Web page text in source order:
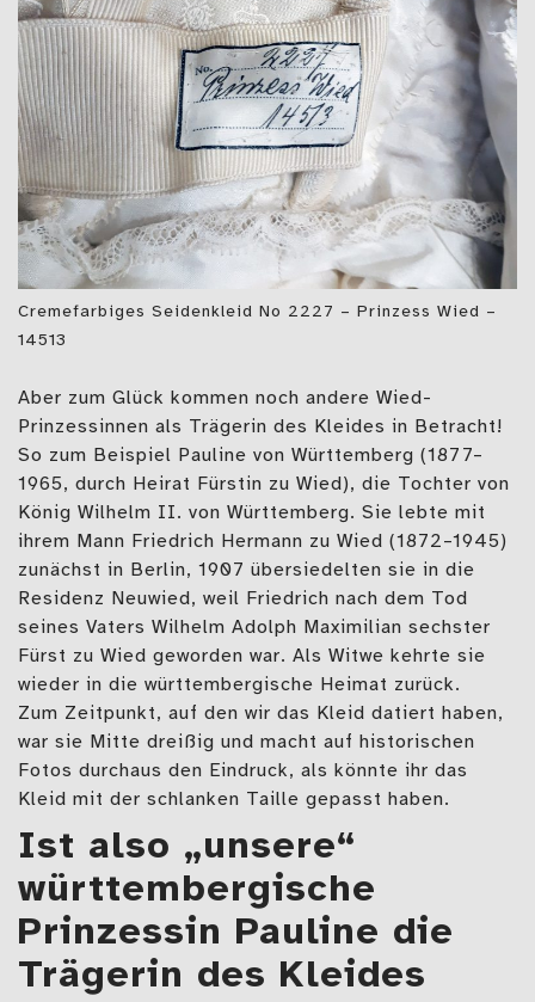
Cremefarbiges Seidenkleid No 2227 – Prinzess Wied –
14513
Aber zum Glück kommen noch andere Wied-
Prinzessinnen als Trägerin des Kleides in Betracht!
So zum Beispiel Pauline von Württemberg (1877–
1965, durch Heirat Fürstin zu Wied), die Tochter von
König Wilhelm II. von Württemberg. Sie lebte mit
ihrem Mann Friedrich Hermann zu Wied (1872–1945)
zunächst in Berlin, 1907 übersiedelten sie in die
Residenz Neuwied, weil Friedrich nach dem Tod
seines Vaters Wilhelm Adolph Maximilian sechster
Fürst zu Wied geworden war. Als Witwe kehrte sie
wieder in die württembergische Heimat zurück.
Zum Zeitpunkt, auf den wir das Kleid datiert haben,
war sie Mitte dreißig und macht auf historischen
Fotos durchaus den Eindruck, als könnte ihr das
Kleid mit der schlanken Taille gepasst haben.
Ist also „unsere“
württembergische
Prinzessin Pauline die
Trägerin des Kleides